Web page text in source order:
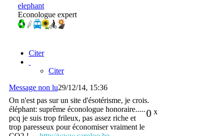
elephant
Econologue expert
Citer
Citer
Message non lu29/12/14, 15:36
On n'est pas sur un site d'ésotérisme, je crois.
0 x
éléphant: suprême éconologue honoraire.....
pcq je suis trop frileux, pas assez riche et
trop paresseux pour économiser vraiment le